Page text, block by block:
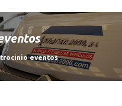
eventos